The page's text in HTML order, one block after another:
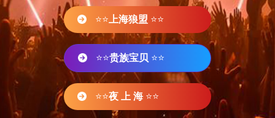
⭐⭐ 上海狼盟 ⭐⭐
⭐⭐贵族宝贝 ⭐⭐
⭐⭐夜 上 海 ⭐⭐